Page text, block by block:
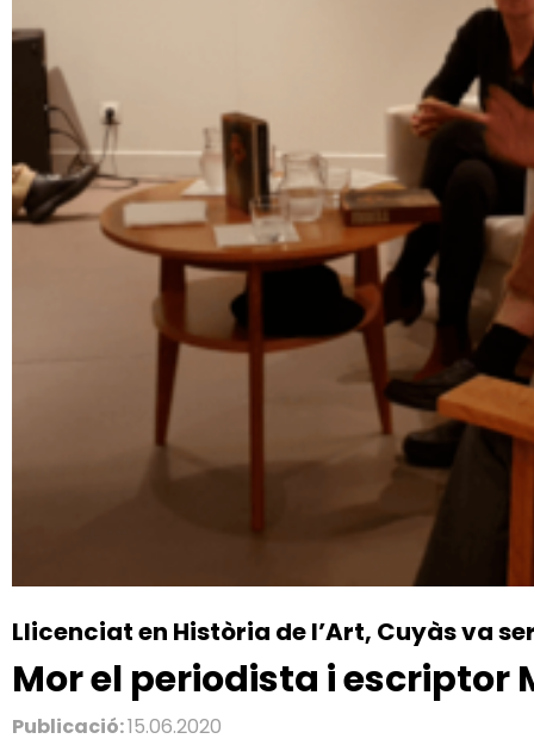
Llicenciat en Història de l’Art, Cuyàs va
Mor el periodista i escriptor
Publicació:15.06.2020